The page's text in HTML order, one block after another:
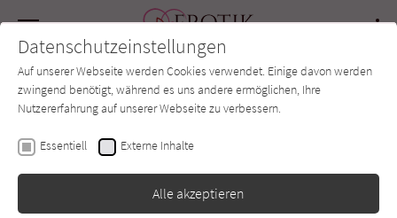
SUCHE Forum Charts Newsletter
Talk about Sex – Das Kommunikationsspiel für Paare
Datenschutzeinstellungen
Auf unserer Webseite werden Cookies verwendet. Einige davon werden
zwingend benötigt, während es uns andere ermöglichen, Ihre
Nutzererfahrung auf unserer Webseite zu verbessern.
Essentiell Externe Inhalte
Alle akzeptieren